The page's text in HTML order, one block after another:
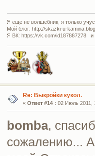
Я еще не волшебник, я только
Мой блог: http://skazki-u-
Я ВК: https://vk.com/id187887278 и
Re: Выкройки кукол.
« Ответ #14 : 02 Июль 2011,
bomba,
сожалению... А